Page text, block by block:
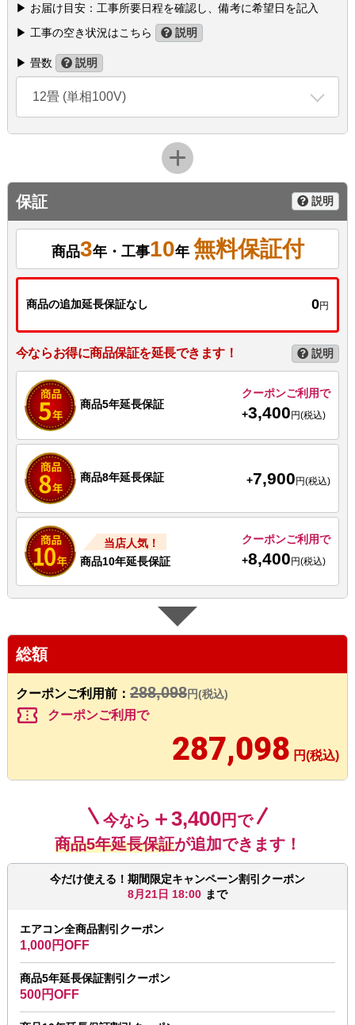
▶ お届け目安：工事所要日程を確認し、備考に希望日を記入
▶ 工事の空き状況はこちら
説明
▶ 畳数 説明
12畳 (単相100V)
保証 説明
商品3年・工事10年 無料保証付
商品の追加延長保証なし 0円
今ならお得に商品保証を延長できます！ 説明
商品5年延長保証
クーポンご利用で
+3,400 円(税込)
商品8年延長保証 +7,900円(税込)
当店人気！
商品10年延長保証
クーポンご利用で
+8,400 円(税込)
総額
クーポンご利用前： 288,098円(税込)
confirmation_number クーポンご利用で
287,098 円(税込)
今なら ＋3,400円で
商品5年延長保証が追加できます！
今だけ使える！期間限定キャンペーン割引クーポン
8月21日 18:00 まで
エアコン全商品割引クーポン
1,000円OFF
商品5年延長保証割引クーポン
500円OFF